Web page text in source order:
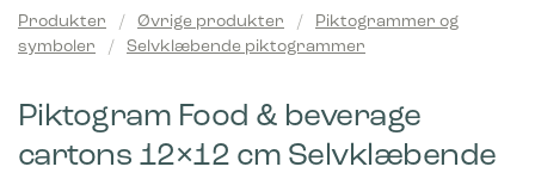
Produkter / Øvrige produkter /
Piktogrammer og
symboler
/ Selvklæbende piktogrammer
Piktogram Food & beverage
cartons 12×12 cm Selvklæbende